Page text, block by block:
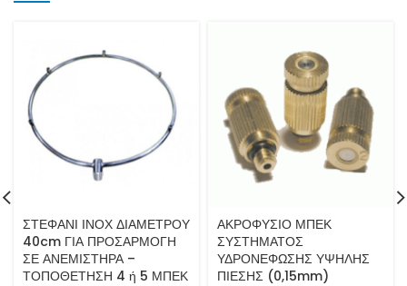
ΣΤΕΦΑΝΙ ΙΝΟΧ ΔΙΑΜΕΤΡΟΥ
40cm ΓΙΑ ΠΡΟΣΑΡΜΟΓΗ
ΣΕ ΑΝΕΜΙΣΤΗΡΑ –
ΤΟΠΟΘΕΤΗΣΗ 4 ή 5 ΜΠΕΚ
ΑΚΡΟΦΥΣΙΟ ΜΠΕΚ
ΣΥΣΤΗΜΑΤΟΣ
ΥΔΡΟΝΕΦΩΣΗΣ ΥΨΗΛΗΣ
ΠΙΕΣΗΣ (0,15mm)